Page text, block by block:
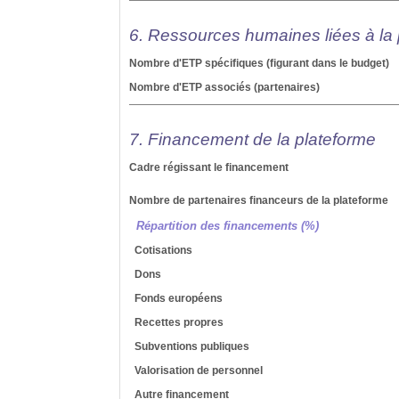
6. Ressources humaines liées à la
Nombre d'ETP spécifiques (figurant dans le budget)
Nombre d'ETP associés (partenaires)
7. Financement de la plateforme
Cadre régissant le financement
Nombre de partenaires financeurs de la plateforme
Répartition des financements (%)
Cotisations
Dons
Fonds européens
Recettes propres
Subventions publiques
Valorisation de personnel
Autre financement